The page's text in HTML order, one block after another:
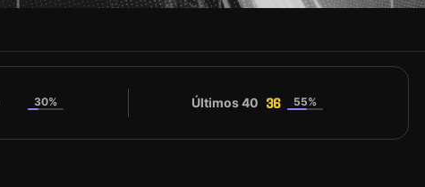
30% Últimos 40 36 55%